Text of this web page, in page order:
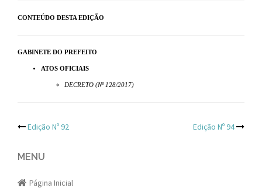
CONTEÚDO DESTA EDIÇÃO
GABINETE DO PREFEITO
ATOS OFICIAIS
DECRETO (Nº 128/2017)
Post
navigation
Edição Nº 92 Edição Nº 94
MENU
Página Inicial